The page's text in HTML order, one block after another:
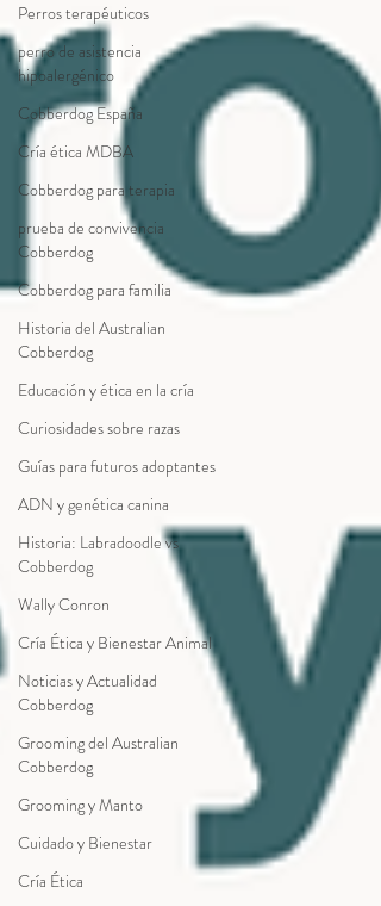
Perros terapéuticos
perro de asistencia
hipoalergénico
Cobberdog España
Cría ética MDBA
Cobberdog para terapia
prueba de convivencia
Cobberdog
Cobberdog para familia
Historia del Australian
Cobberdog
Educación y ética en la cría
Curiosidades sobre razas
Guías para futuros adoptantes
ADN y genética canina
Historia: Labradoodle vs
Cobberdog
Wally Conron
Cría Ética y Bienestar Animal
Noticias y Actualidad
Cobberdog
Grooming del Australian
Cobberdog
Grooming y Manto
Cuidado y Bienestar
Cría Ética